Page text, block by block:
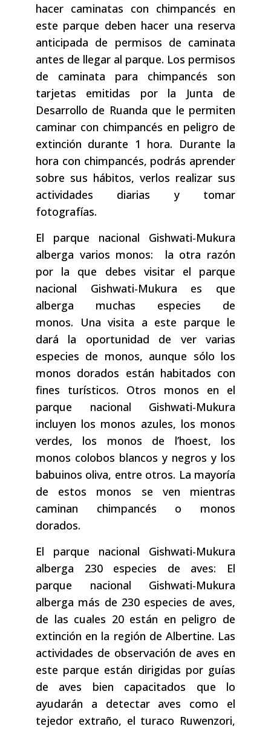
hacer caminatas con chimpancés en
este parque deben hacer una reserva
anticipada de permisos de caminata
antes de llegar al parque. Los permisos
de caminata para chimpancés son
tarjetas emitidas por la Junta de
Desarrollo de Ruanda que le permiten
caminar con chimpancés en peligro de
extinción durante 1 hora. Durante la
hora con chimpancés, podrás aprender
sobre sus hábitos, verlos realizar sus
actividades diarias y tomar
fotografías.
El parque nacional Gishwati-Mukura
alberga varios monos: la otra razón
por la que debes visitar el parque
nacional Gishwati-Mukura es que
alberga muchas especies de
monos. Una visita a este parque le
dará la oportunidad de ver varias
especies de monos, aunque sólo los
monos dorados están habitados con
fines turísticos. Otros monos en el
parque nacional Gishwati-Mukura
incluyen los monos azules, los monos
verdes, los monos de l’hoest, los
monos colobos blancos y negros y los
babuinos oliva, entre otros. La mayoría
de estos monos se ven mientras
caminan chimpancés o monos
dorados.
El parque nacional Gishwati-Mukura
alberga 230 especies de aves: El
parque nacional Gishwati-Mukura
alberga más de 230 especies de aves,
de las cuales 20 están en peligro de
extinción en la región de Albertine. Las
actividades de observación de aves en
este parque están dirigidas por guías
de aves bien capacitados que lo
ayudarán a detectar aves como el
tejedor extraño, el turaco Ruwenzori,